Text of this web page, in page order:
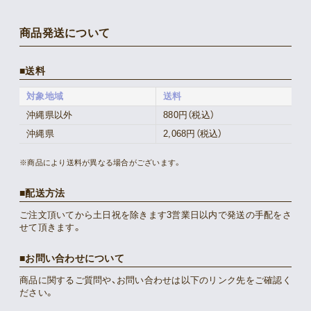
商品発送について
送料
対象地域
送料
沖縄県以外
880円（税込）
沖縄県
2,068円（税込）
※商品により送料が異なる場合がございます。
配送方法
ご注文頂いてから土日祝を除きます3営業日以内で発送の手配をさ
せて頂きます。
お問い合わせについて
商品に関するご質問や、お問い合わせは以下のリンク先をご確認く
ださい。